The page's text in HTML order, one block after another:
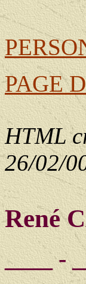
PAGE
HTML
26/02/
René
____ -